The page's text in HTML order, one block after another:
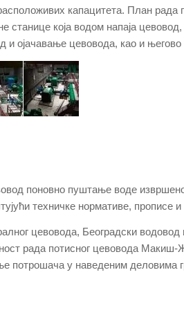
капацитета. План рада
станице која водом напаја
и ојачавање цевовода, као и
поновно пуштање воде
техничке нормативе, прописе и
цевовода, Београдски водовод
рада потисног цевовода Макиш-
потрошача у наведеним деловима